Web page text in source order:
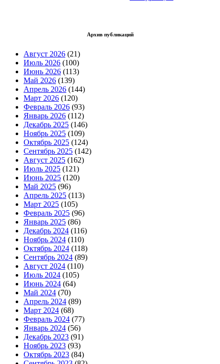
Архив публикаций
Август 2026 (21)
Июль 2026 (100)
Июнь 2026 (113)
Май 2026 (139)
Апрель 2026 (144)
Март 2026 (120)
Февраль 2026 (93)
Январь 2026 (112)
Декабрь 2025 (146)
Ноябрь 2025 (109)
Октябрь 2025 (124)
Сентябрь 2025 (142)
Август 2025 (162)
Июль 2025 (121)
Июнь 2025 (120)
Май 2025 (96)
Апрель 2025 (113)
Март 2025 (105)
Февраль 2025 (96)
Январь 2025 (86)
Декабрь 2024 (116)
Ноябрь 2024 (110)
Октябрь 2024 (118)
Сентябрь 2024 (89)
Август 2024 (110)
Июль 2024 (105)
Июнь 2024 (64)
Май 2024 (70)
Апрель 2024 (89)
Март 2024 (68)
Февраль 2024 (77)
Январь 2024 (56)
Декабрь 2023 (91)
Ноябрь 2023 (93)
Октябрь 2023 (84)